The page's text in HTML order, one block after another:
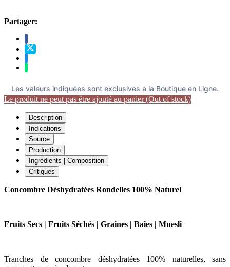
Partager:
Les valeurs indiquées sont exclusives à la Boutique en Ligne.
Le produit ne peut pas être ajouté au panier (Out of stock)
Description
Indications
Source
Production
Ingrédients | Composition
Critiques
Concombre Déshydratées Rondelles 100% Naturel
Fruits Secs | Fruits Séchés | Graines | Baies | Muesli
Tranches de concombre déshydratées 100% naturelles, sans